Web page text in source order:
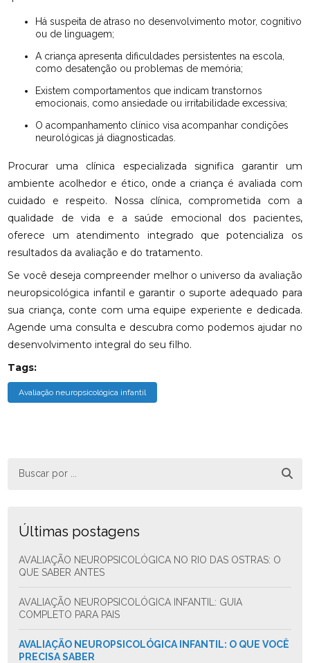
Há suspeita de atraso no desenvolvimento motor, cognitivo
ou de linguagem;
A criança apresenta dificuldades persistentes na escola,
como desatenção ou problemas de memória;
Existem comportamentos que indicam transtornos
emocionais, como ansiedade ou irritabilidade excessiva;
O acompanhamento clínico visa acompanhar condições
neurológicas já diagnosticadas.
Procurar uma clínica especializada significa garantir um
ambiente acolhedor e ético, onde a criança é avaliada com
cuidado e respeito. Nossa clínica, comprometida com a
qualidade de vida e a saúde emocional dos pacientes,
oferece um atendimento integrado que potencializa os
resultados da avaliação e do tratamento.
Se você deseja compreender melhor o universo da avaliação
neuropsicológica infantil e garantir o suporte adequado para
sua criança, conte com uma equipe experiente e dedicada.
Agende uma consulta e descubra como podemos ajudar no
desenvolvimento integral do seu filho.
Tags:
Avaliação neuropsicológica infantil
Últimas postagens
AVALIAÇÃO NEUROPSICOLÓGICA NO RIO DAS OSTRAS: O
QUE SABER ANTES
AVALIAÇÃO NEUROPSICOLÓGICA INFANTIL: GUIA
COMPLETO PARA PAIS
AVALIAÇÃO NEUROPSICOLÓGICA INFANTIL: O QUE VOCÊ
PRECISA SABER